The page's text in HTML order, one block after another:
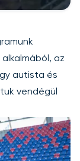
az
autista és
vendégül